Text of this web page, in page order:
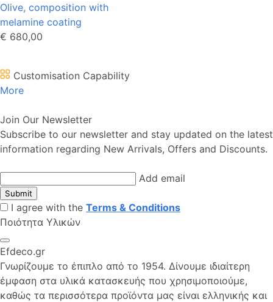
Olive, composition with
melamine coating
€ 680,00
Customisation Capability
More
Join Our Newsletter
Subscribe to our newsletter and stay updated on the latest
information regarding New Arrivals, Offers and Discounts.
Add email
Submit
I agree with the Terms & Conditions
Ποιότητα Υλικών
Efdeco.gr
Γνωρίζουμε το έπιπλο από το 1954. Δίνουμε ιδιαίτερη
έμφαση στα υλικά κατασκευής που χρησιμοποιούμε,
καθώς τα περισσότερα προϊόντα μας είναι ελληνικής και